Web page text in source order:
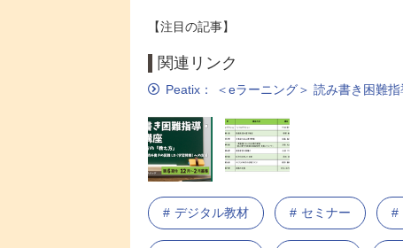
【注目の記事】
関連リンク
Peatix： ＜eラーニング＞ 読み書き困難
デジタル教材 セミナー